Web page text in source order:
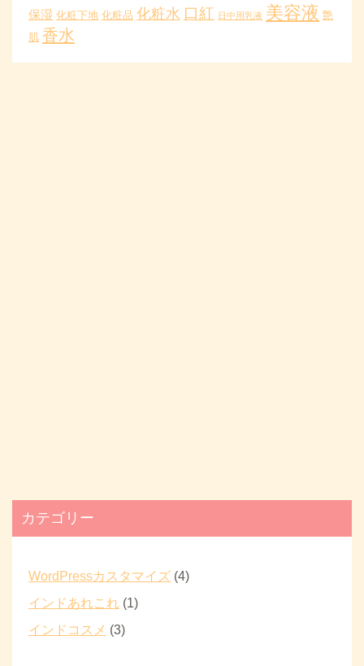
保湿 化粧下地 化粧品 化粧水 口紅 日中用乳液 美容液 艶
肌 香水
カテゴリー
WordPressカスタマイズ (4)
インドあれこれ (1)
インドコスメ (3)